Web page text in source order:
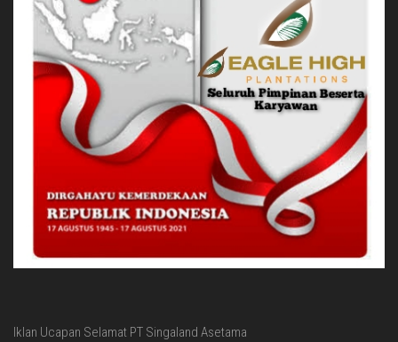
Iklan Ucapan Selamat PT Singaland Asetama